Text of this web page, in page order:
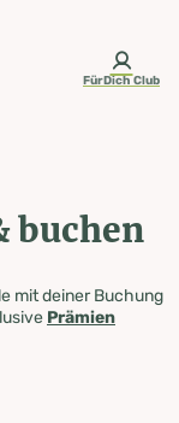
FürDich Club
buchen
mit deiner Buchung
Prämien